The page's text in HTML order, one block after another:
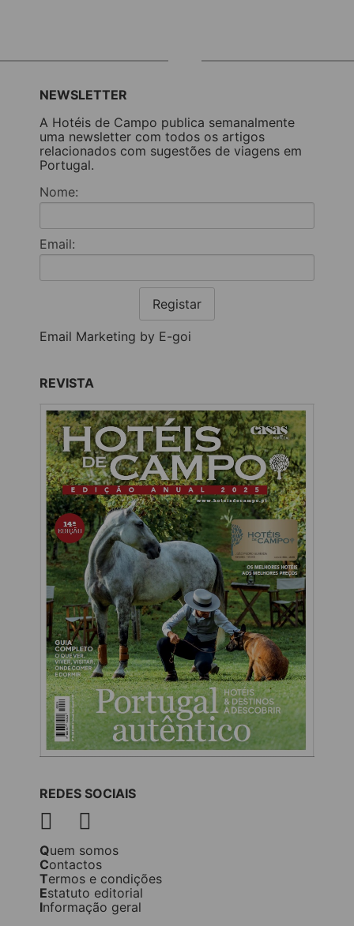
NEWSLETTER
A Hotéis de Campo publica semanalmente
uma newsletter com todos os artigos
relacionados com sugestões de viagens em
Portugal.
Nome:
Email:
Registar
Email Marketing by E-goi
REVISTA
REDES SOCIAIS
Quem somos
Contactos
Termos e condições
Estatuto editorial
Informação geral